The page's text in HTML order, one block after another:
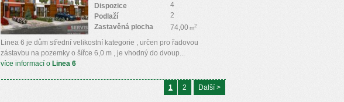
4
Dispozice
2
Podlaží
74,00m2
Zastavěná plocha
Linea 6 je dům střední velikostní kategorie , určen pro řadovou
zástavbu na pozemky o šířce 6,0 m , je vhodný do dvoup...
více informací o Linea 6
1 2 Další >